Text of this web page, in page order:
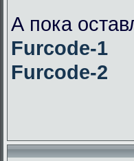
А пока
Furcode-1
Furcode-2